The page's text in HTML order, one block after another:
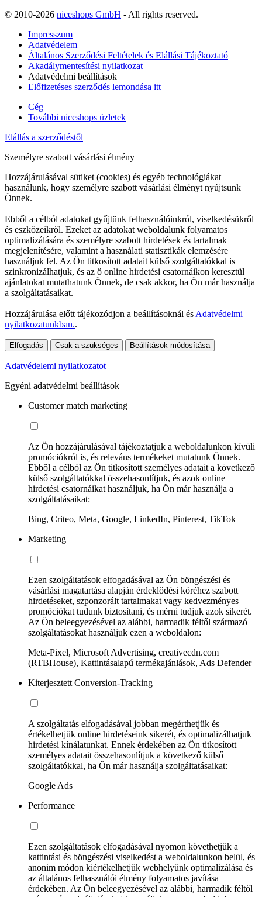
© 2010-2026 niceshops GmbH - All rights reserved.
Impresszum
Adatvédelem
Általános Szerződési Feltételek és Elállási Tájékoztató
Akadálymentesítési nyilatkozat
Adatvédelmi beállítások
Előfizetéses szerződés lemondása itt
Cég
További niceshops üzletek
Elállás a szerződéstől
Személyre szabott vásárlási élmény
Hozzájárulásával sütiket (cookies) és egyéb technológiákat
használunk, hogy személyre szabott vásárlási élményt nyújtsunk
Önnek.
Ebből a célból adatokat gyűjtünk felhasználóinkról, viselkedésükről
és eszközeikről. Ezeket az adatokat weboldalunk folyamatos
optimalizálására és személyre szabott hirdetések és tartalmak
megjelenítésére, valamint a használati statisztikák elemzésére
használjuk fel. Az Ön titkosított adatait külső szolgáltatókkal is
szinkronizálhatjuk, és az ő online hirdetési csatornáikon keresztül
ajánlatokat mutathatunk Önnek, de csak akkor, ha Ön már használja
a szolgáltatásaikat.
Hozzájárulása előtt tájékozódjon a beállításoknál ésAdatvédelmi
nyilatkozatunkban..
Elfogadás Csak a szükséges Beállítások módosítása
Adatvédelemi nyilatkozatot
Egyéni adatvédelmi beállítások
Customer match marketing
Az Ön hozzájárulásával tájékoztatjuk a weboldalunkon kívüli
promóciókról is, és releváns termékeket mutatunk Önnek.
Ebből a célból az Ön titkosított személyes adatait a következő
külső szolgáltatókkal összehasonlítjuk, és azok online
hirdetési csatornáikat használjuk, ha Ön már használja a
szolgáltatásaikat:
Bing, Criteo, Meta, Google, LinkedIn, Pinterest, TikTok
Marketing
Ezen szolgáltatások elfogadásával az Ön böngészési és
vásárlási magatartása alapján érdeklődési köréhez szabott
hirdetéseket, szponzorált tartalmakat vagy kedvezményes
promóciókat tudunk biztosítani, és mérni tudjuk azok sikerét.
Az Ön beleegyezésével az alábbi, harmadik féltől származó
szolgáltatásokat használjuk ezen a weboldalon:
Meta-Pixel, Microsoft Advertising, creativecdn.com
(RTBHouse), Kattintásalapú termékajánlások, Ads Defender
Kiterjesztett Conversion-Tracking
A szolgáltatás elfogadásával jobban megérthetjük és
értékelhetjük online hirdetéseink sikerét, és optimalizálhatjuk
hirdetési kínálatunkat. Ennek érdekében az Ön titkosított
személyes adatait összehasonlítjuk a következő külső
szolgáltatókkal, ha Ön már használja szolgáltatásaikat:
Google Ads
Performance
Ezen szolgáltatások elfogadásával nyomon követhetjük a
kattintási és böngészési viselkedést a weboldalunkon belül, és
anonim módon kiértékelhetjük webhelyünk optimalizálása és
az általános felhasználói élmény folyamatos javítása
érdekében. Az Ön beleegyezésével az alábbi, harmadik féltől